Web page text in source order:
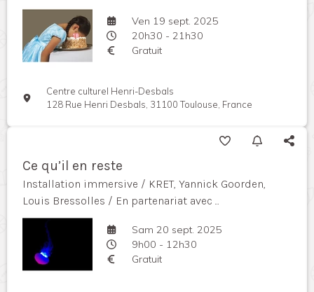
Ven 19 sept. 2025
20h30 - 21h30
Gratuit
Centre culturel Henri-Desbals
128 Rue Henri Desbals, 31100 Toulouse, France
Ce qu’il en reste
Installation immersive / KRET, Yannick Goorden,
Louis Bressolles / En partenariat avec ...
Sam 20 sept. 2025
9h00 - 12h30
Gratuit